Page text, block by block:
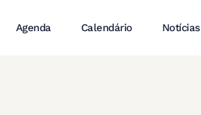
Agenda Calendário Notícias